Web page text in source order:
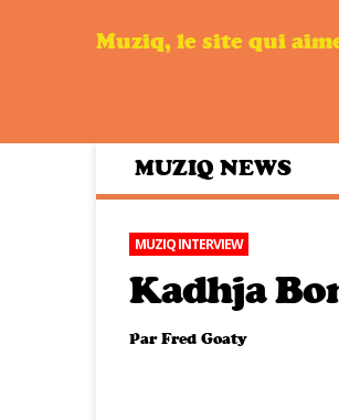
Muziq, le site qui
MUZIQ NEWS
MUZIQ INTERVIEW
Kadhja
ParFred Goaty